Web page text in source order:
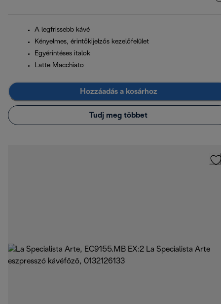
A legfrissebb kávé
Kényelmes, érintőkijelzős kezelőfelület
Egyérintéses italok
Latte Macchiato
Hozzáadás a kosárhoz
Tudj meg többet